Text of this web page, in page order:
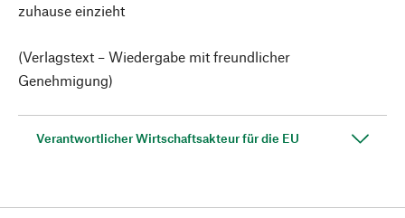
zuhause einzieht
(Verlagstext – Wiedergabe mit freundlicher
Genehmigung)
Verantwortlicher Wirtschaftsakteur für die EU